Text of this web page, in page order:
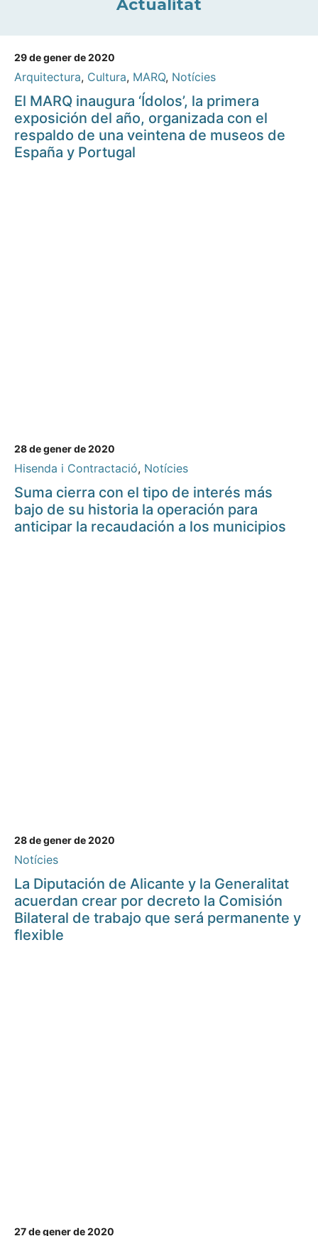
Actualitat
29 de gener de 2020
Arquitectura, Cultura, MARQ, Notícies
El MARQ inaugura ‘Ídolos’, la primera
exposición del año, organizada con el
respaldo de una veintena de museos de
España y Portugal
28 de gener de 2020
Hisenda i Contractació, Notícies
Suma cierra con el tipo de interés más
bajo de su historia la operación para
anticipar la recaudación a los municipios
28 de gener de 2020
Notícies
La Diputación de Alicante y la Generalitat
acuerdan crear por decreto la Comisión
Bilateral de trabajo que será permanente y
flexible
27 de gener de 2020